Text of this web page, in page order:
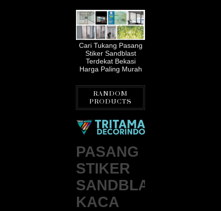
Cari Tukang Pasang
Stiker Sandblast
Terdekat Bekasi
Harga Paling Murah
RANDOM
PRODUCTS
PASANG
STIKER
SANDBLAST
KACA